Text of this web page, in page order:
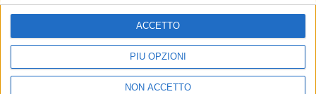
PIÙ OPZIONI
NON ACCETTO
ACCETTO
ISCRIVITI
Dichiaro di aver letto e compreso l'informativa sulla privacy e
di dare il mio consenso alla ricezione di promozioni commerciali